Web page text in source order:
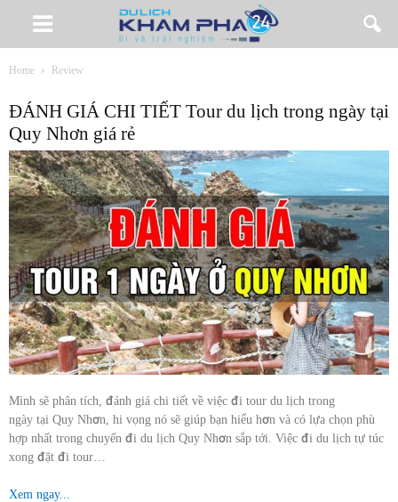
Home Review
ĐÁNH GIÁ CHI TIẾT Tour du lịch trong ngày tại
Quy Nhơn giá rẻ
Mình sẽ phân tích, đánh giá chi tiết về việc đi tour du lịch trong
ngày tại Quy Nhơn, hi vọng nó sẽ giúp bạn hiểu hơn và có lựa chọn phù
hợp nhất trong chuyến đi du lịch Quy Nhơn sắp tới. Việc đi du lịch tự túc
xong đặt đi tour…
Xem ngay...